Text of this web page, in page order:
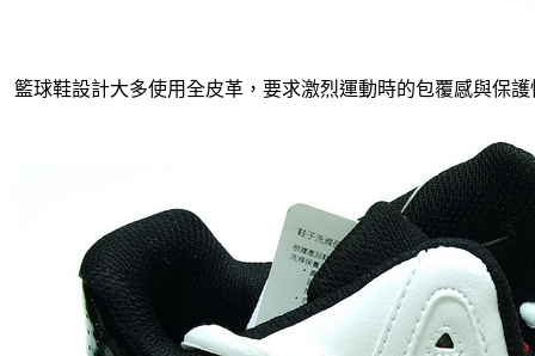
籃球鞋設計大多使用全皮革，要求激烈運動時的包覆感與保護